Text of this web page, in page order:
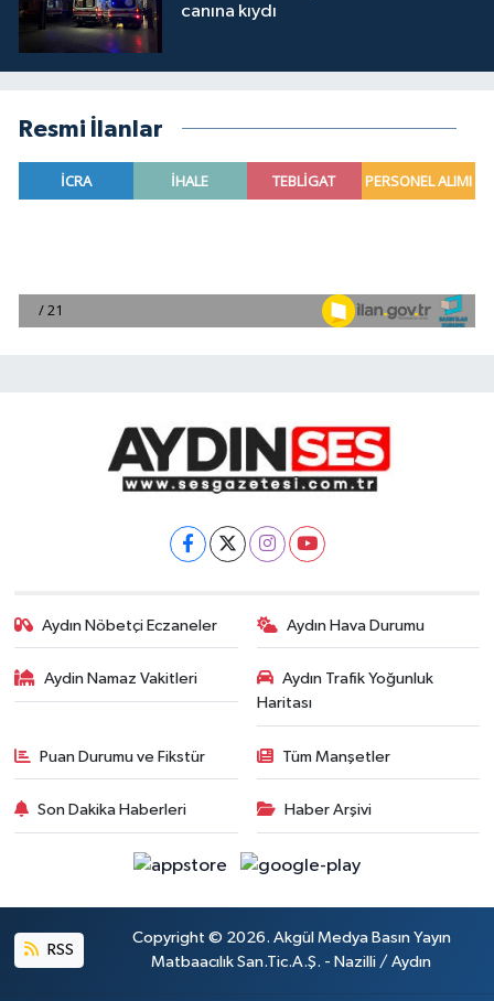
canına kıydı
Resmi İlanlar
Aydın Nöbetçi Eczaneler Aydın Hava Durumu
Aydin Namaz Vakitleri
Aydın Trafik Yoğunluk
Haritası
Puan Durumu ve Fikstür Tüm Manşetler
Son Dakika Haberleri Haber Arşivi
RSS
Copyright © 2026. Akgül Medya Basın Yayın
Matbaacılık San.Tic.A.Ş. - Nazilli / Aydın